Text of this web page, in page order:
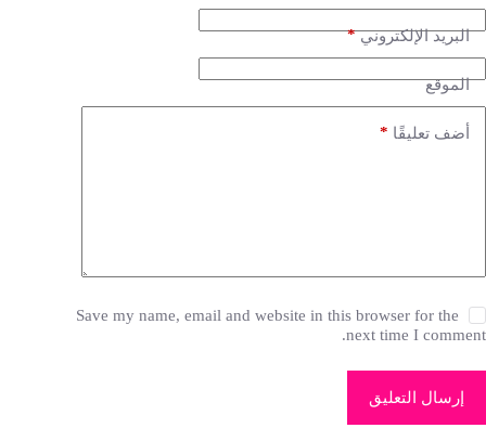
البريد الإلكتروني*
الموقع
أضف تعليقًا *
Save my name, email and website in this browser for the
next time I comment.
إرسال التعليق